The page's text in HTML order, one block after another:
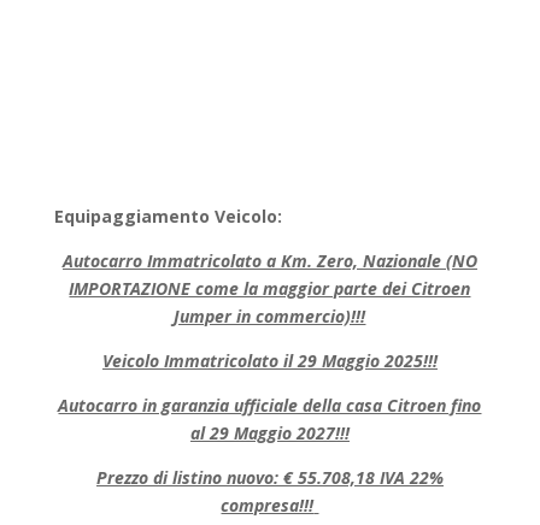
Equipaggiamento Veicolo:
Autocarro Immatricolato a Km. Zero, Nazionale (NO
IMPORTAZIONE come la maggior parte dei Citroen
Jumper in commercio)!!!
Veicolo Immatricolato il 29 Maggio 2025!!!
Autocarro in garanzia ufficiale della casa Citroen fino
al 29 Maggio 2027!!!
Prezzo di listino nuovo: € 55.708,18 IVA 22%
compresa!!!